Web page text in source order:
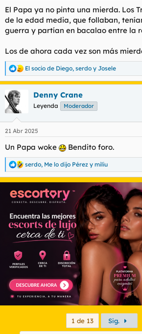
:
El Papa ya no pinta una mierda. Los
de la edad media, que follaban,
guerra y partían en bacalao entre la
Los de ahora cada vez son más
R
e
a
c
c
i
e
:
El socio de Diego, serdo y Josele
Denny Crane
Leyenda Moderador
21 Abr 2025
Un Papa woke Bendito foro.
R
e
a
c
c
o
n
serdo, Me lo dijo Pérez y miliu
1 de 13 Sig.